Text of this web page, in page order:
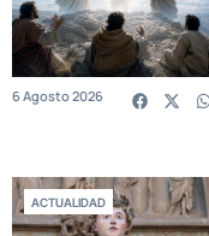
6 Agosto 2026
ACTUALIDAD